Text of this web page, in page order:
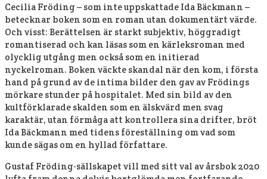
Cecilia Fröding – som inte uppskattade Ida Bäckmann –
betecknar boken som en roman utan dokumentärt värde.
Och visst: Berättelsen är starkt subjektiv, höggradigt
romantiserad och kan läsas som en kärleksroman med
olycklig utgång men också som en initierad
nyckelroman. Boken väckte skandal när den kom, i första
hand på grund av de intima bilder den gav av Frödings
mörkare stunder på hospitalet. Med sin bild av den
kultförklarade skalden som en älskvärd men svag
karaktär, utan förmåga att kontrollera sina drifter, bröt
Ida Bäckmann med tidens föreställning om vad som
kunde sägas om en hyllad författare.
Gustaf Fröding-sällskapet vill med sitt val av årsbok 2020